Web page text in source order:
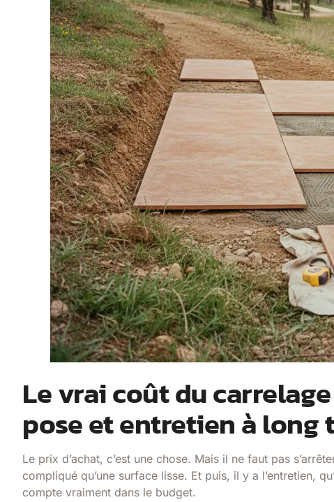
Le vrai coût du
pose et entretien à long
Le prix d’achat, c’est une chose. Mais il ne faut pas
compliqué qu’une surface lisse. Et puis, il y a l’entretien,
compte vraiment dans le budget.